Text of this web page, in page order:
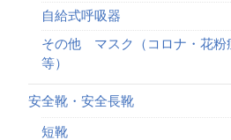
自給式呼吸器
その他 マスク（コロナ・花粉
等）
安全靴・安全長靴
短靴